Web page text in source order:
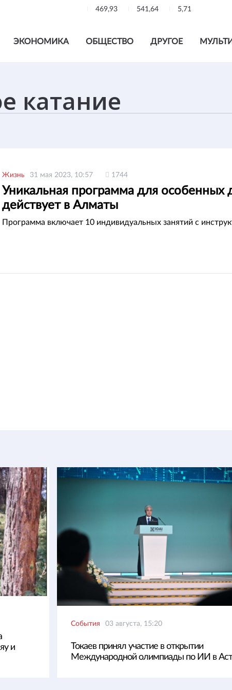
469,93 541,64 5,71
ЭКОНОМИКА ОБЩЕСТВО ДРУГОЕ
Жизнь 31 мая 2023, 10:57 1744
Уникальная программа для особенных
действует в Алматы
Программа включает 10 индивидуальных занятий с
и
События 03 августа, 15:20
Токаев принял участие в открытии
Международной олимпиады по ИИ в